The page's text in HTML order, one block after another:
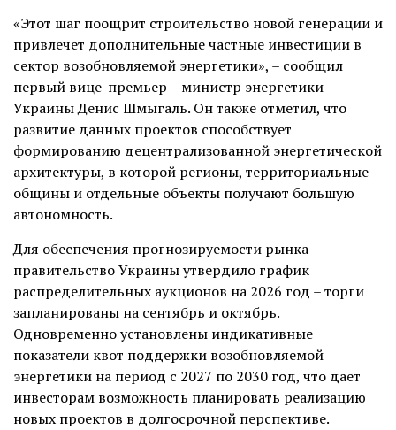
«Этот шаг поощрит строительство новой генерации и
привлечет дополнительные частные инвестиции в
сектор возобновляемой энергетики», – сообщил
первый вице-премьер – министр энергетики
Украины Денис Шмыгаль. Он также отметил, что
развитие данных проектов способствует
формированию децентрализованной энергетической
архитектуры, в которой регионы, территориальные
общины и отдельные объекты получают большую
автономность.
Для обеспечения прогнозируемости рынка
правительство Украины утвердило график
распределительных аукционов на 2026 год – торги
запланированы на сентябрь и октябрь.
Одновременно установлены индикативные
показатели квот поддержки возобновляемой
энергетики на период с 2027 по 2030 год, что дает
инвесторам возможность планировать реализацию
новых проектов в долгосрочной перспективе.